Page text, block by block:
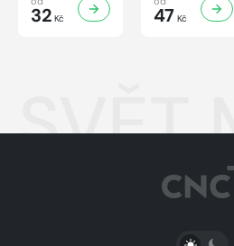
32 Kč 47 Kč
SVĚT